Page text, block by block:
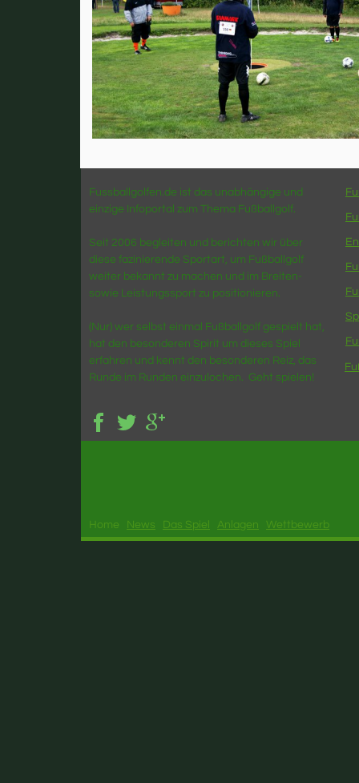
Home News Das Spiel Anlagen Wettbewerb
Fussballgolfen.de ist das unabhängige und
einzige Infoportal zum Thema Fußballgolf.
Seit 2006 begleiten und berichten wir über
diese fazinierende Sportart, um Fußballgolf
weiter bekannt zu machen und im Breiten-
sowie Leistungssport zu positionieren.
(Nur) wer selbst einmal Fußballgolf gespielt hat,
hat den besonderen Spirit um dieses Spiel
erfahren und kennt den besonderen Reiz, das
Runde im Runden einzulochen. Geht spielen!